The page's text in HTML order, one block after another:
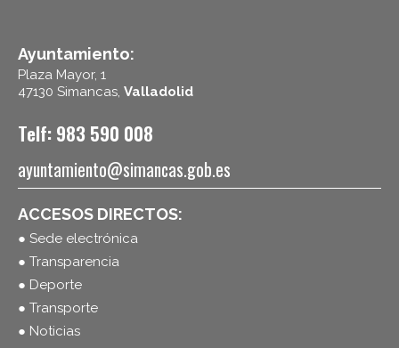
Ayuntamiento:
Plaza Mayor, 1
47130 Simancas, Valladolid
Telf: 983 590 008
ayuntamiento@simancas.gob.es
ACCESOS DIRECTOS:
● Sede electrónica
● Transparencia
● Deporte
● Transporte
● Noticias